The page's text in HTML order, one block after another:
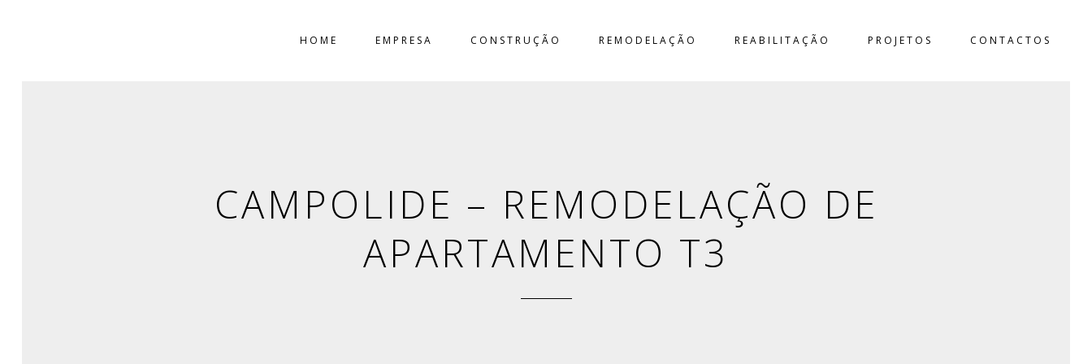
HOME EMPRESA CONSTRUÇÃO REMODELAÇÃO REABILITAÇÃO PROJETOS CONTACTOS
CAMPOLIDE – REMODELAÇÃO DE
APARTAMENTO T3